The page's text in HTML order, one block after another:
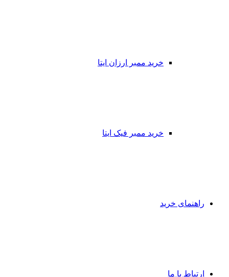
خرید ممبر ارزان ایتا
خرید ممبر فیک ایتا
راهنمای خرید
ارتباط با ما